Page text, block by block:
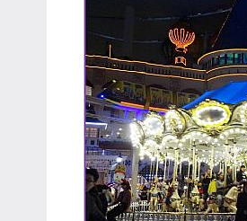
專
欄、
觀
光
局
合
作
達